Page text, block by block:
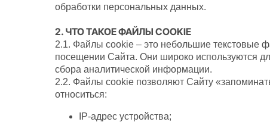
обработки персональных данных.
2. ЧТО ТАКОЕ ФАЙЛЫ COOKIE
2.1. Файлы cookie – это небольшие текстовые
посещении Сайта. Они широко используются
сбора аналитической информации.
2.2. Файлы cookie позволяют Сайту
относиться:
IP-адрес устройства;